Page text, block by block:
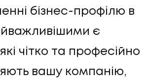
бізнес-профілю в
є
чітко та професійно
вашу компанію,